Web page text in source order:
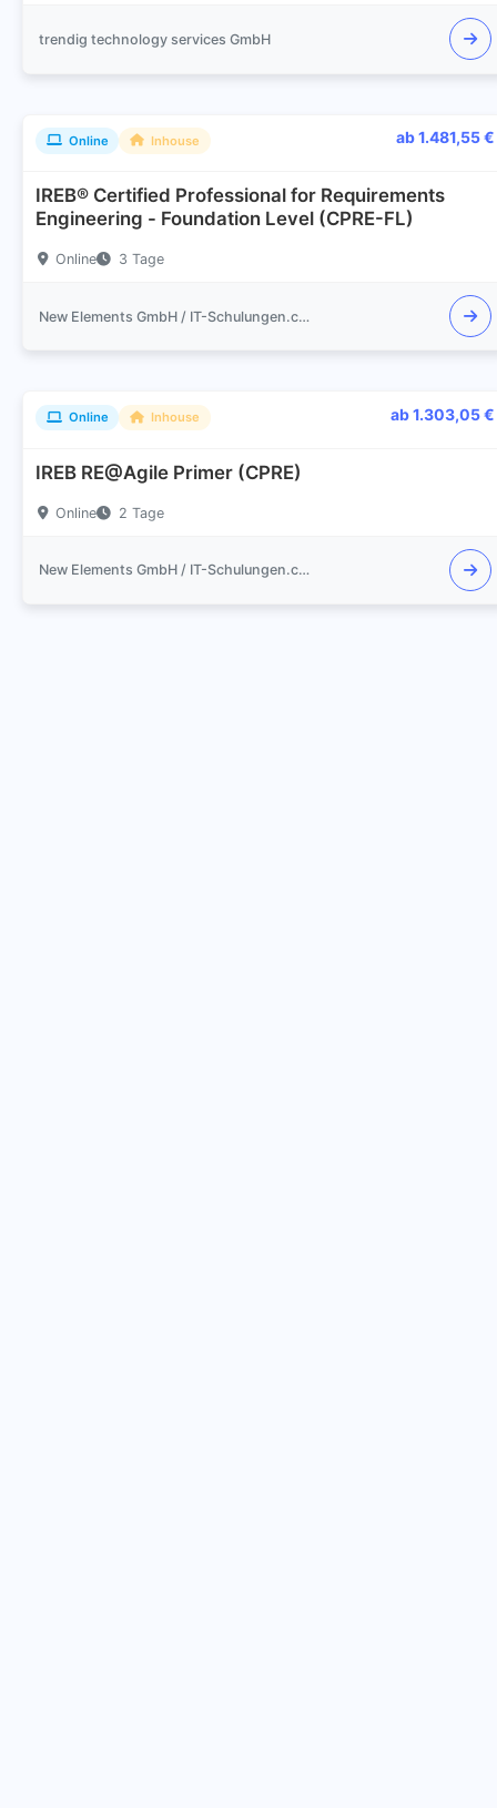
trendig technology services GmbH
Online Inhouse ab 1.481,55 €
IREB® Certified Professional for Requirements
Engineering - Foundation Level (CPRE-FL)
Online 3 Tage
New Elements GmbH / IT-Schulungen.com
Online Inhouse ab 1.303,05 €
IREB RE@Agile Primer (CPRE)
Online 2 Tage
New Elements GmbH / IT-Schulungen.com